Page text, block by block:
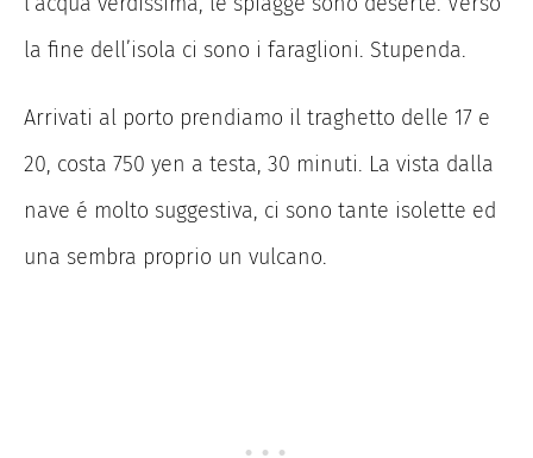
la fine dell’isola ci sono i faraglioni. Stupenda.
Arrivati al porto prendiamo il traghetto delle 17 e
20, costa 750 yen a testa, 30 minuti. La vista dalla
nave é molto suggestiva, ci sono tante isolette ed
una sembra proprio un vulcano.